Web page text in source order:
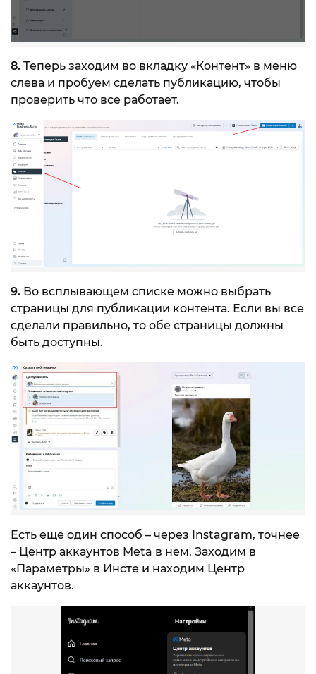
8. Теперь заходим во вкладку «Контент» в меню
слева и пробуем сделать публикацию, чтобы
проверить что все работает.
9. Во всплывающем списке можно выбрать
страницы для публикации контента. Если вы все
сделали правильно, то обе страницы должны
быть доступны.
Есть еще один способ – через Instagram, точнее
– Центр аккаунтов Meta в нем. Заходим в
«Параметры» в Инсте и находим Центр
аккаунтов.